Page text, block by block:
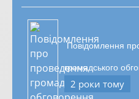
Повідомлення
громадського
2 роки тому